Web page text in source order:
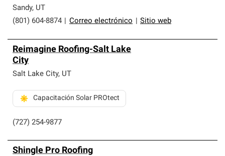
Sandy, UT
(801) 604-8874
Correo electrónico Sitio web
Reimagine Roofing-Salt Lake
City
Salt Lake City, UT
(727) 254-9877
Capacitación Solar PROtect
Shingle Pro Roofing